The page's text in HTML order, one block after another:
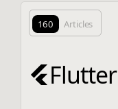
160 Articles
Flutter